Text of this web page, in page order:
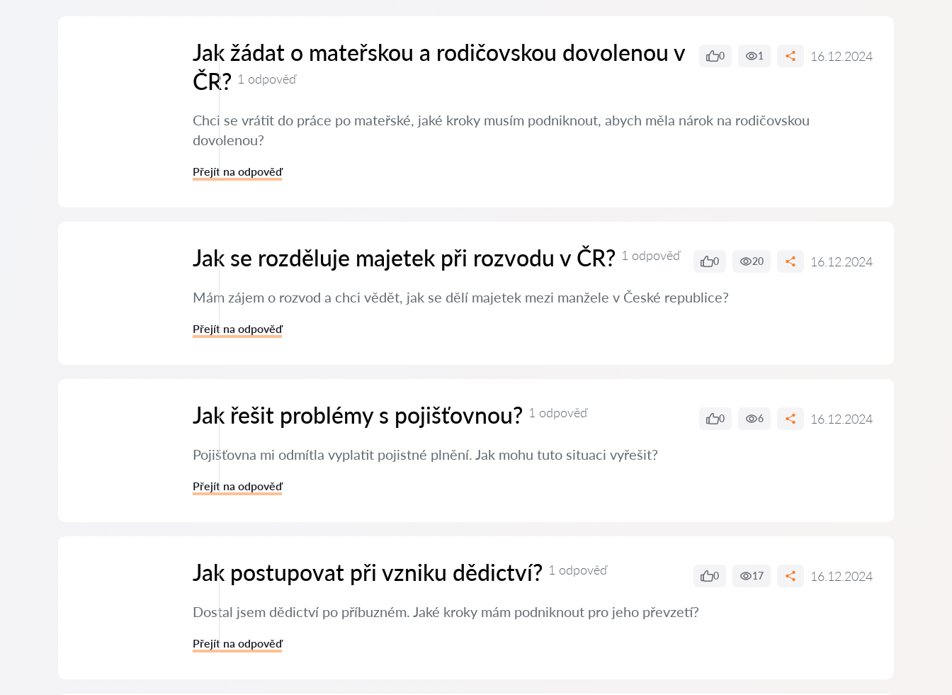
Jak žádat o mateřskou a rodičovskou dovolenou v
ČR? 1 odpověď
0 1 16.12.2024
Chci se vrátit do práce po mateřské, jaké kroky musím podniknout, abych měla nárok na rodičovskou
dovolenou?
Přejít na odpověď
Jak se rozděluje majetek při rozvodu v ČR? 1 odpověď 0 20 16.12.2024
Mám zájem o rozvod a chci vědět, jak se dělí majetek mezi manžele v České republice?
Přejít na odpověď
Jak řešit problémy s pojišťovnou? 1 odpověď 0 6 16.12.2024
Pojišťovna mi odmítla vyplatit pojistné plnění. Jak mohu tuto situaci vyřešit?
Přejít na odpověď
Jak postupovat při vzniku dědictví? 1 odpověď 0 17 16.12.2024
Dostal jsem dědictví po příbuzném. Jaké kroky mám podniknout pro jeho převzetí?
Přejít na odpověď